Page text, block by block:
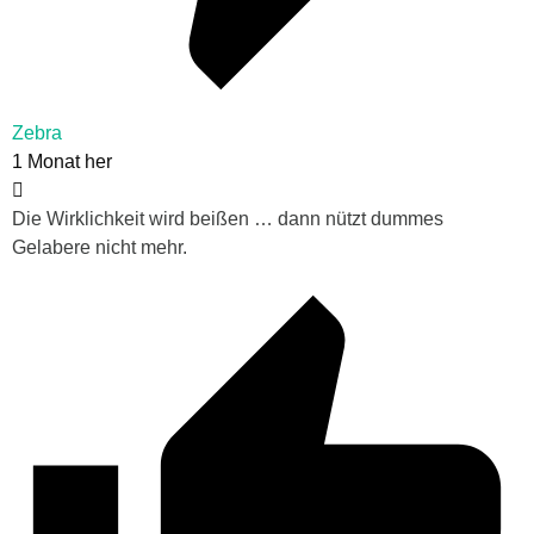
Zebra
1 Monat her
Die Wirklichkeit wird beißen … dann nützt dummes
Gelabere nicht mehr.